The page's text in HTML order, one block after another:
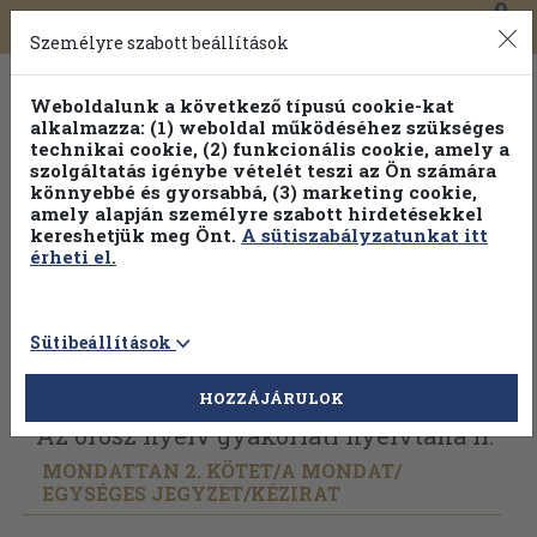
Toggle
navigation
0
Vissza az előző oldalra Válasszon példányt
Az orosz nyelv gyakorlati nyelvtana II.
MONDATTAN 2. KÖTET/A MONDAT/
EGYSÉGES JEGYZET/KÉZIRAT
Személyre szabott beállítások
Weboldalunk a következő típusú cookie-kat
alkalmazza: (1) weboldal működéséhez szükséges
technikai cookie, (2) funkcionális cookie, amely a
szolgáltatás igénybe vételét teszi az Ön számára
könnyebbé és gyorsabbá, (3) marketing cookie,
amely alapján személyre szabott hirdetésekkel
kereshetjük meg Önt. A sütiszabályzatunkat itt
érheti el.
Sütibeállítások
HOZZÁJÁRULOK